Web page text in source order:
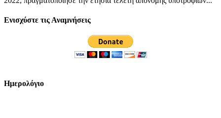
Ενισχύστε τις Αναμνήσεις
Ημερολόγιο